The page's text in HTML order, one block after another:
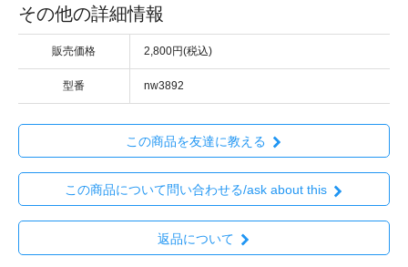
その他の詳細情報
販売価格 2,800円(税込)
型番 nw3892
この商品を友達に教える
この商品について問い合わせる/ask about this
返品について